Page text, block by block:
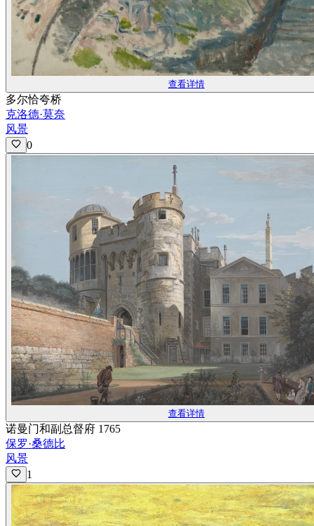
查看详情
多尔恰夸桥
克洛德·莫奈
风景
0
查看详情
诺曼门和副总督府 1765
保罗·桑德比
风景
1